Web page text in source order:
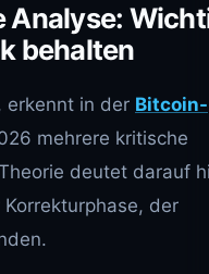
Analyse:
behalten
erkennt in der Bitcoin-
mehrere kritische
deutet darauf
der